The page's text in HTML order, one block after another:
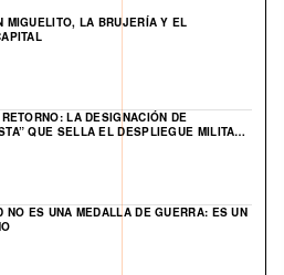
MIGUELITO, LA BRUJERÍA Y EL
LA DESIGNACIÓN DE
QUE SELLA EL DESPLIEGUE MILITAR
NO ES UNA MEDALLA DE GUERRA: ES UN